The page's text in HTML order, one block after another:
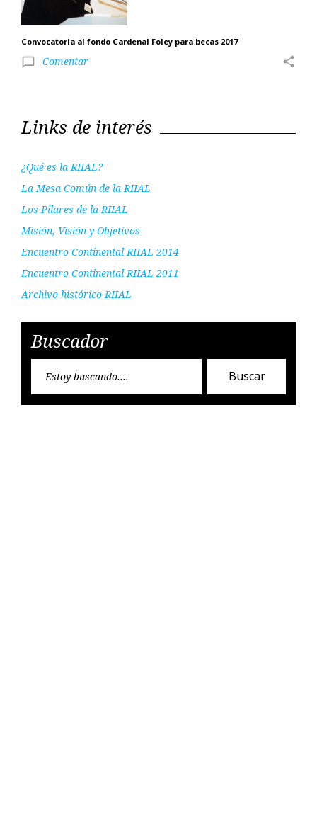
Convocatoria al fondo Cardenal Foley para becas 2017
chat_bubble_outline Comentar share
Links de interés
¿Qué es la RIIAL?
La Mesa Común de la RIIAL
Los Pilares de la RIIAL
Misión, Visión y Objetivos
Encuentro Continental RIIAL 2014
Encuentro Continental RIIAL 2011
Archivo histórico RIIAL
Buscador
Buscar